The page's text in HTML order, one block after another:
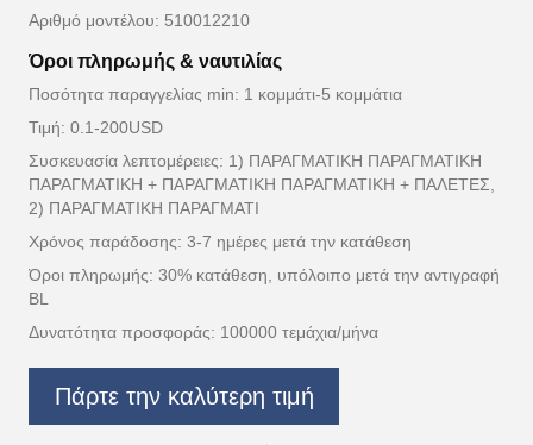
Αριθμό μοντέλου: 510012210
Όροι πληρωμής & ναυτιλίας
Ποσότητα παραγγελίας min: 1 κομμάτι-5 κομμάτια
Τιμή: 0.1-200USD
Συσκευασία λεπτομέρειες: 1) ΠΑΡΑΓΜΑΤΙΚΗ ΠΑΡΑΓΜΑΤΙΚΗ
ΠΑΡΑΓΜΑΤΙΚΗ + ΠΑΡΑΓΜΑΤΙΚΗ ΠΑΡΑΓΜΑΤΙΚΗ + ΠΑΛΕΤΕΣ,
2) ΠΑΡΑΓΜΑΤΙΚΗ ΠΑΡΑΓΜΑΤΙ
Χρόνος παράδοσης: 3-7 ημέρες μετά την κατάθεση
Όροι πληρωμής: 30% κατάθεση, υπόλοιπο μετά την αντιγραφή
BL
Δυνατότητα προσφοράς: 100000 τεμάχια/μήνα
Πάρτε την καλύτερη τιμή